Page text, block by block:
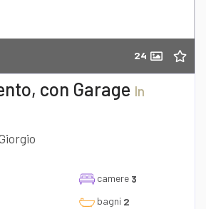
24
con Garage In
camere 3
bagni 2